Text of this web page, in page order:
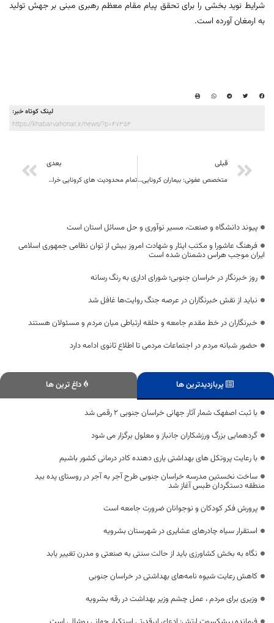
شرایط نوید بخشی را برای تحقق پیام مقام معظم رهبری مبنی بر جهش تولید
به ارمغان آورده است.
لینک کوتاه خبر:
https://khabarvahonar.ir/news/?p=47354
قبلی
متخصص عفونی: بیماران کرونایی با تاخیر به مراکز درمانی مراجعه می‌کنند
بعدی
تمام محدودیت های کرونایی خراسان جنوبی
پیوند دانشگاه و صنعت، مسیر نوآوری و حل مسائل استان است
فرهنگ عاشورا و مکتب ایثار و شهادت امروز بیش از توان نظامی جمهوری اسلامی
ایران موجب هراس دشمنان شده است
روز خبرنگار در خراسان جنوبی؛ شورای اداری به رنگ رسانه
نباید از نقش خبرنگاران در عرصه جنگ روایت‌ها غافل شد
خبرنگاران در خط مقدم جامعه و حلقه ارتباطی میان مردم و مسئولان هستند
حضور شبانه مردم در اجتماعات مردمی تا اطلاع ثانوی ادامه دارد
پربازدیدترین ها داغ ترین ها
با ثبت اصفهک شمار آثار جهانی خراسان جنوبی ۲ رقمی شد
گردهمایی بزرگ ورزشکاران جانباز و معلول برگزار می شود
با رعایت پروتکل های بهداشتی یاری دهنده کادر درمانی کشور باشیم
ساخت نخستین مدرسه خراسان جنوبی طرح آجر به آجر در روستای پده بید
منطقه دستگردان طبس آغاز شد
پرورش فکر کودکان و نوجوانان ضرورت جامعه است
استقرار سیاه چادر‌های عشایری در شهرستان بشرویه
نگاه به بخش کشاورزی باید از حالت سنتی به صنعتی و مدرن تغییر یابد
کاهش رعایت شیوه‌ نامه‌های بهداشتی در خراسان جنوبی
وزیری برای مردم ، عمل چشم وزیر بهداشت در رقه بشرویه